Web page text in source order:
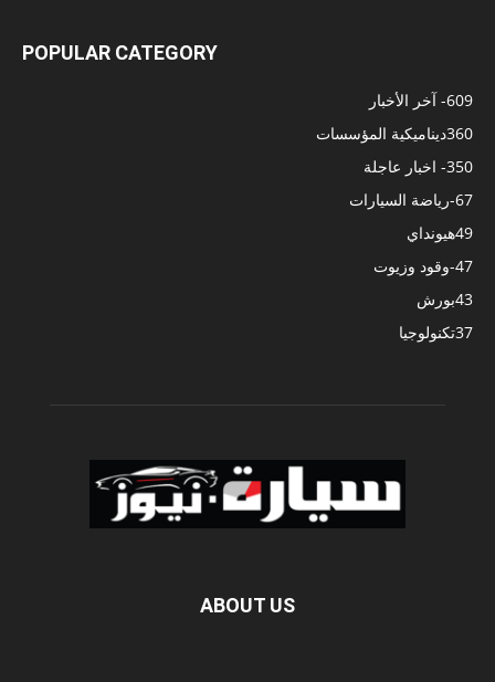
POPULAR CATEGORY
- آخر الأخبار609
ديناميكية المؤسسات360
- اخبار عاجلة350
-رياضة السيارات67
هيونداي49
-وقود وزيوت47
بورش43
تكنولوجيا37
ABOUT US